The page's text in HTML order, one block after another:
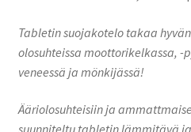
Tabletin suojakotelo takaa
olosuhteissa moottorikelkassa, -
veneessä ja mönkijässä!
Ääriolosuhteisiin ja